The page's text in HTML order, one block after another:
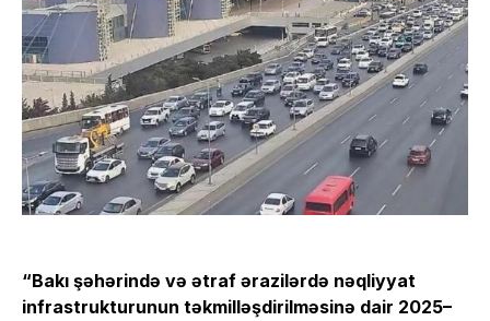
“Bakı şəhərində və ətraf ərazilərdə nəqliyyat
infrastrukturunun təkmilləşdirilməsinə dair 2025–